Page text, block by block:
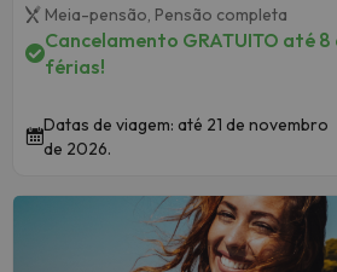
Meia-pensão, Pensão completa
Cancelamento GRATUITO até
férias!
Datas de viagem: até 21 de novembro
de 2026.